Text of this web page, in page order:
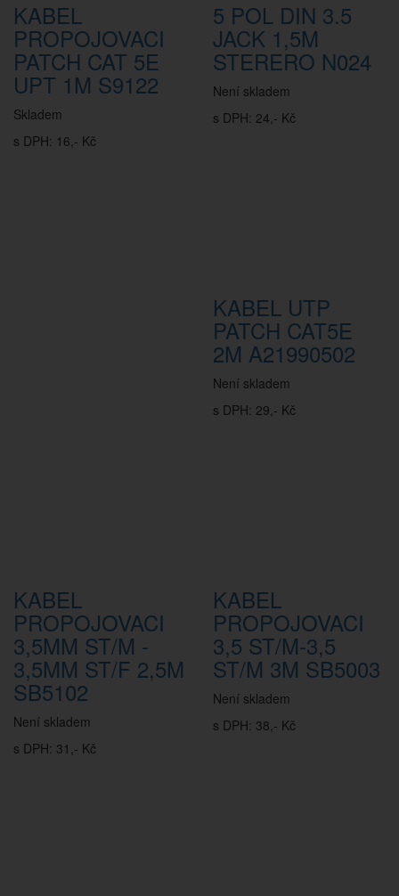
KABEL
PROPOJOVACI
PATCH CAT 5E
UPT 1M S9122
Skladem
s DPH: 16,- Kč
5 POL DIN 3.5
JACK 1,5M
STERERO N024
Není skladem
s DPH: 24,- Kč
KABEL UTP
PATCH CAT5E
2M A21990502
Není skladem
s DPH: 29,- Kč
KABEL
PROPOJOVACI
3,5MM ST/M -
3,5MM ST/F 2,5M
SB5102
Není skladem
s DPH: 31,- Kč
KABEL
PROPOJOVACI
3,5 ST/M-3,5
ST/M 3M SB5003
Není skladem
s DPH: 38,- Kč